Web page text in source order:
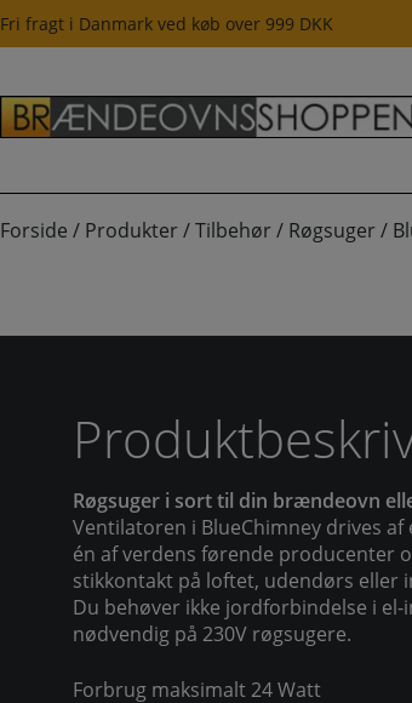
Hop
til
Fri fragt i Danmark ved køb over 999 DKK
Forside / Produkter/Tilbehør/ Røgsuger/
Røgsuger i sort til din brændeovn
Ventilatoren i BlueChimney drives
én af verdens førende producenter
stikkontakt på loftet, udendørs eller
Du behøver ikke jordforbindelse i
nødvendig på 230V røgsugere.
Forbrug maksimalt 24 Watt